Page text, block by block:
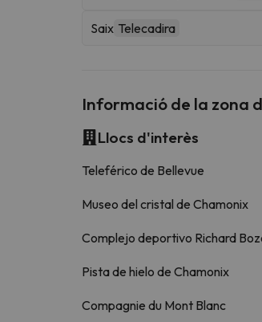
Saix Telecadira
Informació de la zona
Llocs d'interès
Teleférico de Bellevue
Museo del cristal de Chamonix
Complejo deportivo Richard
Pista de hielo de Chamonix
Compagnie du Mont Blanc